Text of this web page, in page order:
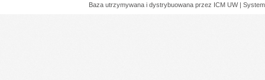
Baza utrzymywana i dystrybuowana przez ICM UW |